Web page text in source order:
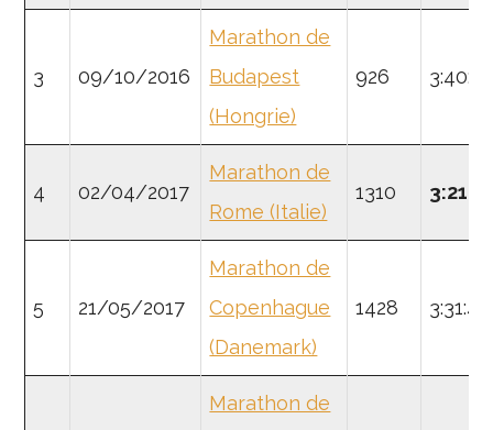
3 09/10/2016
Marathon de
Budapest
(Hongrie)
926 3:40:22
4 02/04/2017
Marathon de
Rome (Italie)
1310
5 21/05/2017
Marathon de
Copenhague
(Danemark)
1428 3:31:44
Marathon de